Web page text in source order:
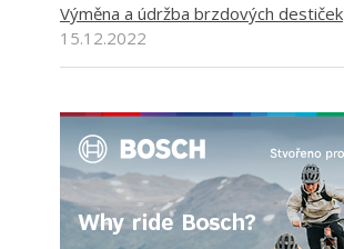
Výměna a údržba brzdových destiček
15.12.2022